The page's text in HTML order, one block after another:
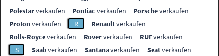
Polestarverkaufen Pontiac verkaufen Porscheverkaufen
Protonverkaufen R Renaultverkaufen
Rolls-Royceverkaufen Roververkaufen RUFverkaufen
S
Saabverkaufen Santanaverkaufen Seatverkaufen